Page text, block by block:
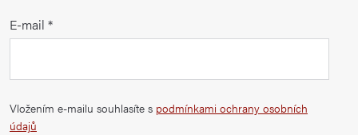
E-mail
Vložením e-mailu souhlasíte s podmínkami ochrany osobních
údajů